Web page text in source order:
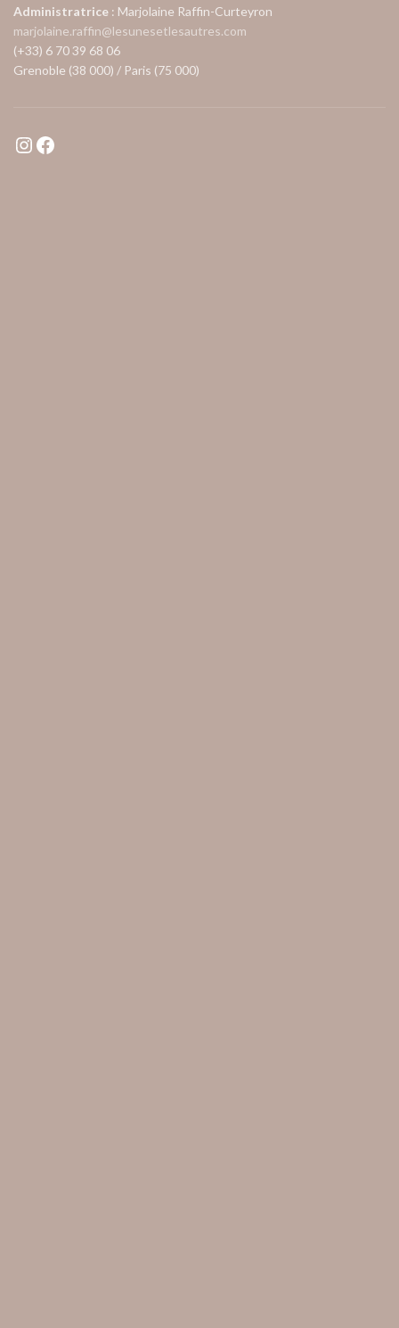
Administratrice : Marjolaine Raffin-Curteyron
marjolaine.raffin@lesunesetlesautres.com
(+33) 6 70 39 68 06
Grenoble (38 000) / Paris (75 000)